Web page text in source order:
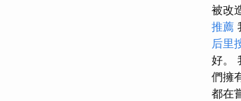
被改
推薦
后里
好。
們擁
都在